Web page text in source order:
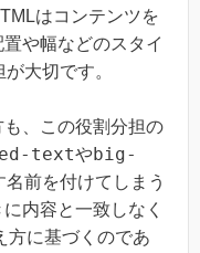
はコンテンツを
や幅などのスタイ
大切です。
、この役割分担の
textやbig-
前を付けてしまう
内容と一致しなく
方に基づくのであ